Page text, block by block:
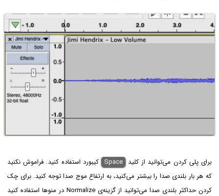
برای پلی کردن می‌توانید از کلید Space کیبورد استفاده کنید. فراموش نکنید
که هر بار بلندی صدا را بیشتر می‌کنید، به ارتفاع موج صدا توجه کنید. برای چک
کردن حداکثر بلندی صدا می‌توانید از گزینه‌ی Normalize در منوها استفاده کنید